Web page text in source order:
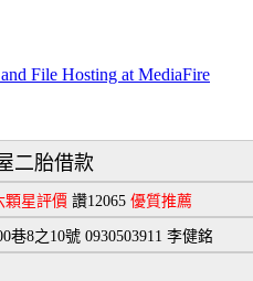
二胎借款
星評價 讚12065 優質推薦
巷8之10號 0930503911 李健銘